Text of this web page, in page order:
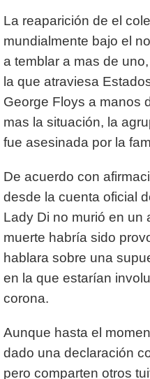
La reaparición de el
mundialmente bajo el
a temblar a mas de
la que atraviesa
George Floys a manos
mas la situación, la
fue asesinada por la
De acuerdo con
desde la cuenta oficial
Lady Di no murió en un
muerte habría sido
hablara sobre una
en la que estarían
corona.
Aunque hasta el
dado una declaración
pero comparten otros